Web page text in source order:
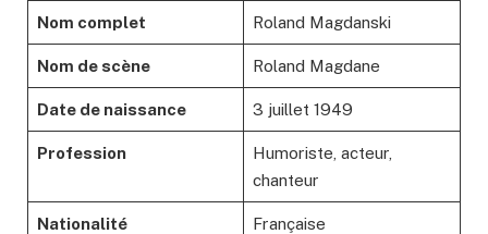
Nom complet Roland Magdanski
Nom de scène Roland Magdane
Date de naissance 3 juillet 1949
Profession
Humoriste, acteur,
chanteur
Nationalité Française